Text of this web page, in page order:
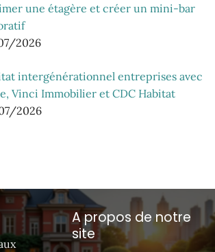
une étagère et créer un mini-bar
2026
intergénérationnel entreprises avec
Vinci Immobilier et CDC Habitat
2026
A propos de notre
site